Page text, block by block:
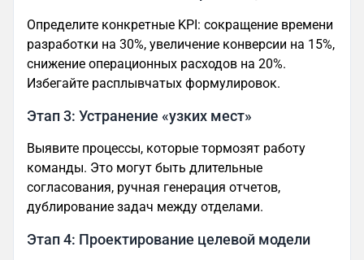
Определите конкретные KPI: сокращение времени
разработки на 30%, увеличение конверсии на 15%,
снижение операционных расходов на 20%.
Избегайте расплывчатых формулировок.
Этап 3: Устранение «узких мест»
Выявите процессы, которые тормозят работу
команды. Это могут быть длительные
согласования, ручная генерация отчетов,
дублирование задач между отделами.
Этап 4: Проектирование целевой модели